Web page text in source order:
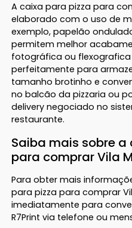
A caixa para pizza para
elaborado com o uso de
exemplo, papelão
permitem melhor
fotográfica ou
perfeitamente para
tamanho brotinho e
no balcão da pizzaria ou
delivery negociado no
restaurante.
Saiba mais sobre
para comprar Vila
Para obter mais
para pizza para comprar
imediatamente para
R7Print via telefone ou